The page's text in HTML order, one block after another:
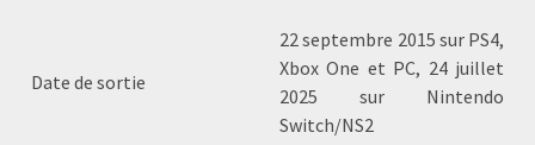
Date de sortie
22 septembre 2015 sur PS4,
Xbox One et PC, 24 juillet
2025 sur Nintendo
Switch/NS2